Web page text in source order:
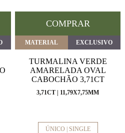
COMPRAR
MATERIAL EXCLUSIVO
TURMALINA VERDE
AMARELADA OVAL
CABOCHÃO 3,71CT
3,71CT | 11,79X7,75MM
ÚNICO | SINGLE